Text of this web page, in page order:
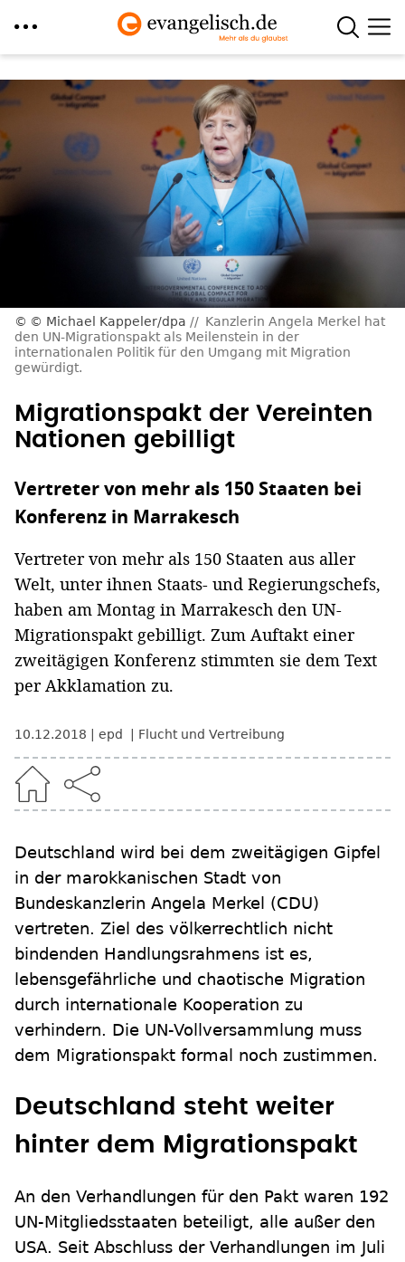
zum
© Michael Kappeler/dpa
Kanzlerin Angela Merkel hat
den UN-Migrationspakt als Meilenstein in der
internationalen Politik für den Umgang mit Migration
gewürdigt.
Migrationspakt der Vereinten
Nationen gebilligt
Vertreter von mehr als 150 Staaten bei
Konferenz in Marrakesch
Vertreter von mehr als 150 Staaten aus aller
Welt, unter ihnen Staats- und Regierungschefs,
haben am Montag in Marrakesch den UN-
Migrationspakt gebilligt. Zum Auftakt einer
zweitägigen Konferenz stimmten sie dem Text
per Akklamation zu.
10.12.2018 epd Flucht und Vertreibung
Deutschland wird bei dem zweitägigen Gipfel
in der marokkanischen Stadt von
Bundeskanzlerin Angela Merkel (CDU)
vertreten. Ziel des völkerrechtlich nicht
bindenden Handlungsrahmens ist es,
lebensgefährliche und chaotische Migration
durch internationale Kooperation zu
verhindern. Die UN-Vollversammlung muss
dem Migrationspakt formal noch zustimmen.
Deutschland steht weiter
hinter dem Migrationspakt
An den Verhandlungen für den Pakt waren 192
UN-Mitgliedsstaaten beteiligt, alle außer den
USA. Seit Abschluss der Verhandlungen im Juli